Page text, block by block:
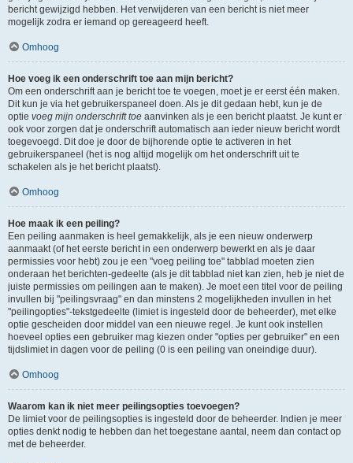
bericht gewijzigd hebben. Het verwijderen van een bericht is niet meer
mogelijk zodra er iemand op gereageerd heeft.
Omhoog
Hoe voeg ik een onderschrift toe aan mijn bericht?
Om een onderschrift aan je bericht toe te voegen, moet je er eerst één maken.
Dit kun je via het gebruikerspaneel doen. Als je dit gedaan hebt, kun je de
optie voeg mijn onderschrift toe aanvinken als je een bericht plaatst. Je kunt er
ook voor zorgen dat je onderschrift automatisch aan ieder nieuw bericht wordt
toegevoegd. Dit doe je door de bijhorende optie te activeren in het
gebruikerspaneel (het is nog altijd mogelijk om het onderschrift uit te
schakelen als je het bericht plaatst).
Omhoog
Hoe maak ik een peiling?
Een peiling aanmaken is heel gemakkelijk, als je een nieuw onderwerp
aanmaakt (of het eerste bericht in een onderwerp bewerkt en als je daar
permissies voor hebt) zou je een "voeg peiling toe" tabblad moeten zien
onderaan het berichten-gedeelte (als je dit tabblad niet kan zien, heb je niet de
juiste permissies om peilingen aan te maken). Je moet een titel voor de peiling
invullen bij "peilingsvraag" en dan minstens 2 mogelijkheden invullen in het
"peilingopties"-tekstgedeelte (limiet is ingesteld door de beheerder), met elke
optie gescheiden door middel van een nieuwe regel. Je kunt ook instellen
hoeveel opties een gebruiker mag kiezen onder "opties per gebruiker" en een
tijdslimiet in dagen voor de peiling (0 is een peiling van oneindige duur).
Omhoog
Waarom kan ik niet meer peilingsopties toevoegen?
De limiet voor de peilingsopties is ingesteld door de beheerder. Indien je meer
opties denkt nodig te hebben dan het toegestane aantal, neem dan contact op
met de beheerder.